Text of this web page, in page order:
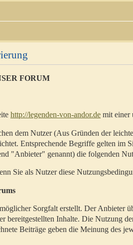
FORUM
http://legenden-von-andor.de mit einer
dem Nutzer (Aus Gründen der
Entsprechende Begriffe gelten im
"Anbieter" genannt) die folgenden
Sie als Nutzer diese
Sorgfalt erstellt. Der Anbieter
bereitgestellten Inhalte. Die Nutzung
Beiträge geben die Meinung des